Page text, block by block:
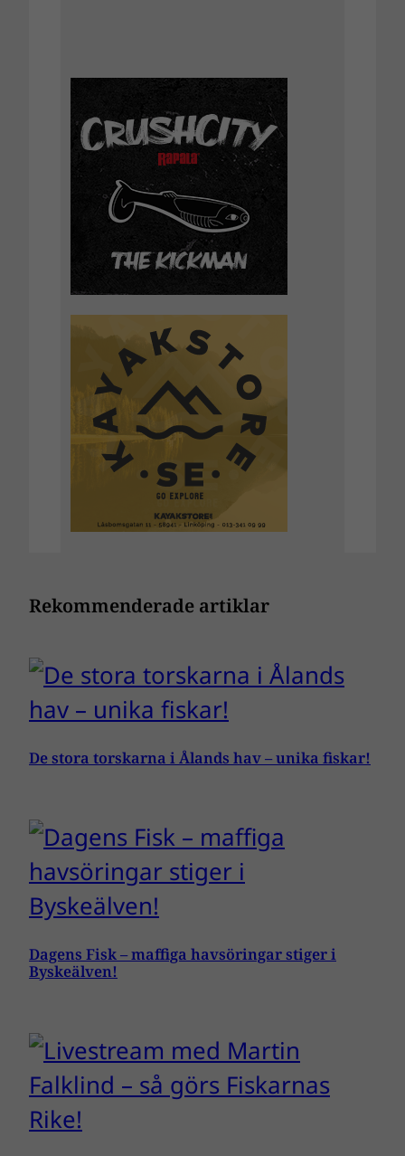
Rekommenderade artiklar
De stora torskarna i Ålands hav – unika fiskar!
Dagens Fisk – maffiga havsöringar stiger i
Byskeälven!